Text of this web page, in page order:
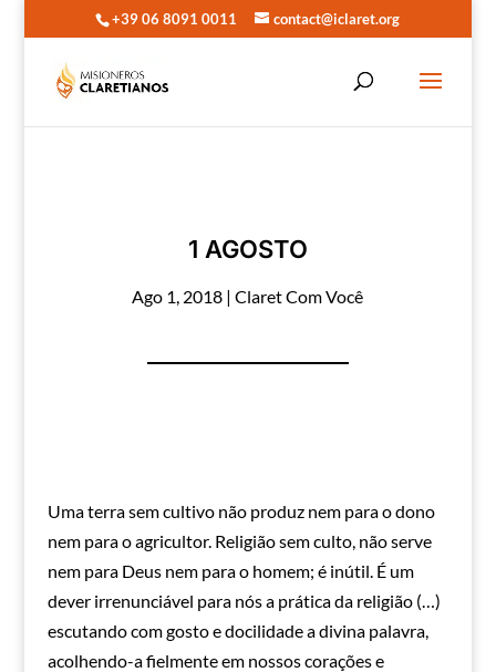
+39 06 8091 0011 contact@iclaret.org
1 AGOSTO
Ago 1, 2018 |Claret Com Você
Uma terra sem cultivo não produz nem para o dono
nem para o agricultor. Religião sem culto, não serve
nem para Deus nem para o homem; é inútil. É um
dever irrenunciável para nós a prática da religião (…)
escutando com gosto e docilidade a divina palavra,
acolhendo-a fielmente em nossos corações e